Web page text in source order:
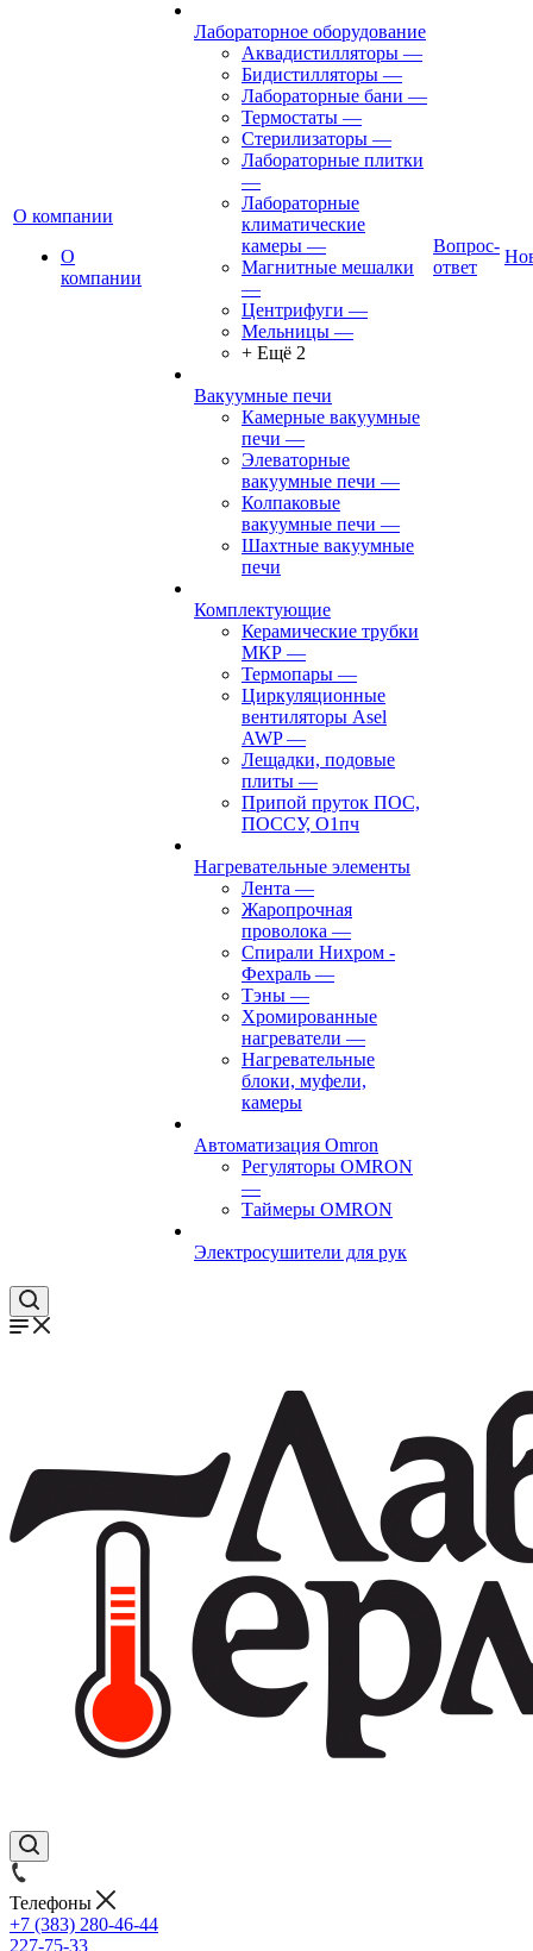
О компании
О
компании
Лабораторное оборудование
Аквадистилляторы —
Бидистилляторы —
Лабораторные бани —
Термостаты —
Стерилизаторы —
Лабораторные плитки
—
Лабораторные
климатические
камеры —
Магнитные мешалки
—
Центрифуги —
Мельницы —
+ Ещё 2
Вакуумные печи
Камерные вакуумные
печи —
Элеваторные
вакуумные печи —
Колпаковые
вакуумные печи —
Шахтные вакуумные
печи
Комплектующие
Керамические трубки
МКР —
Термопары —
Циркуляционные
вентиляторы Asel
AWP—
Лещадки, подовые
плиты —
Припой пруток ПОС,
ПОССУ, О1пч
Нагревательные элементы
Лента —
Жаропрочная
проволока —
Спирали Нихром -
Фехраль —
Тэны —
Хромированные
нагреватели —
Нагревательные
блоки, муфели,
камеры
Автоматизация Omron
Регуляторы OMRON
—
Таймеры OMRON
Электросушители для рук
Вопрос-
ответ
Телефоны
+7 (383) 280-46-44
227-75-33